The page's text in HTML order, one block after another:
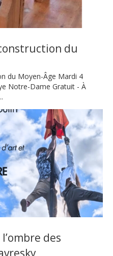
du
du Moyen-Âge Mardi 4
Notre-Dame Gratuit - À
des